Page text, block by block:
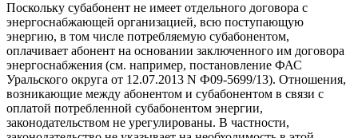
Поскольку субабонент не имеет отдельного договора с
энергоснабжающей организацией, всю поступающую
энергию, в том числе потребляемую субабонентом,
оплачивает абонент на основании заключенного им договора
энергоснабжения (см. например, постановление ФАС
Уральского округа от 12.07.2013 N Ф09-5699/13). Отношения,
возникающие между абонентом и субабонентом в связи с
оплатой потребленной субабонентом энергии,
законодательством не урегулированы. В частности,